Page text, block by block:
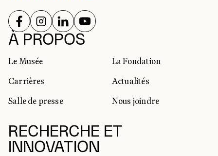
À PROPOS
Le Musée
La Fondation
Carrières
Actualités
Salle de presse
Nous joindre
RECHERCHE ET
INNOVATION
RÉSEAUX SOCIAUX
SUIVEZ-NOUS SUR
SUIVEZ-NOUS SUR
SUIVEZ-NOUS SUR
SUIVEZ-NOUS SUR